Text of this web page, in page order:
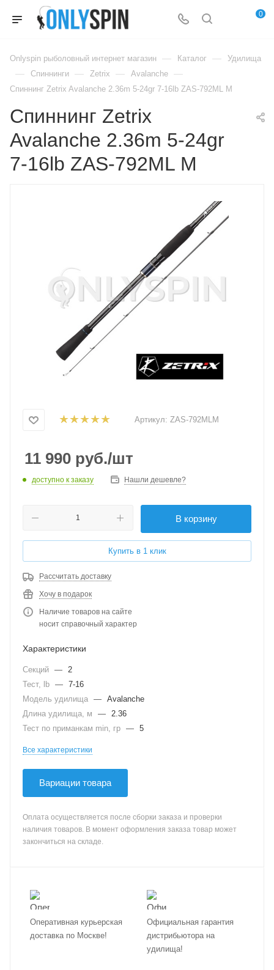
0
Onlyspin рыболовный интернет магазин — Каталог — Удилища
— Спиннинги — Zetrix — Avalanche —
Спиннинг Zetrix Avalanche 2.36m 5-24gr 7-16lb ZAS-792ML M
Спиннинг Zetrix
Avalanche 2.36m 5-24gr
7-16lb ZAS-792ML M
Артикул: ZAS-792MLM
11 990 руб./шт
доступно к заказу Нашли дешевле?
В корзину
Купить в 1 клик
Рассчитать доставку
Хочу в подарок
Наличие товаров на сайте
носит справочный характер
Характеристики
Секций — 2
Тест, lb — 7-16
Модель удилища — Avalanche
Длина удилища, м
— 2.36
Тест по приманкам min, гр — 5
Все характеристики
Вариации товара
Оплата осуществляется после сборки заказа и проверки
наличия товаров. В момент оформления заказа товар может
закончиться на складе.
Оперативная курьерская
доставка по Москве!
Официальная гарантия
дистрибьютора на
удилища!